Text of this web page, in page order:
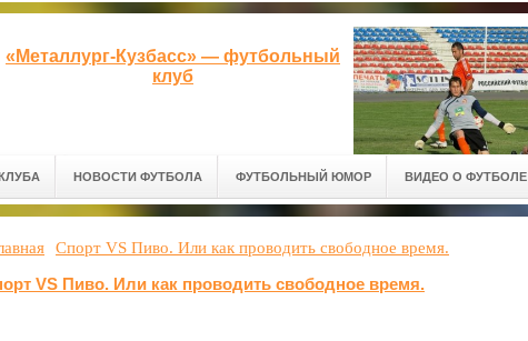
«Металлург-Кузбасс» — футбольный
клуб
НОВОСТИ ФУТБОЛА ФУТБОЛЬНЫЙ ЮМОР ВИДЕО О ФУТБОЛЕ
Спорт VS Пиво. Или как проводить свободное время.
VS Пиво. Или как проводить свободное время.